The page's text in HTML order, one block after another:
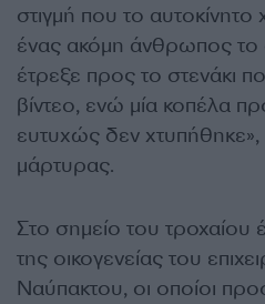
στιγμή που το
ένας ακόμη άνθρωπος το
έτρεξε προς το στενάκι
βίντεο, ενώ μία κοπέλα
ευτυχώς δεν
μάρτυρας.
Στο σημείο του
της οικογενείας του
Ναύπακτου, οι οποίοι